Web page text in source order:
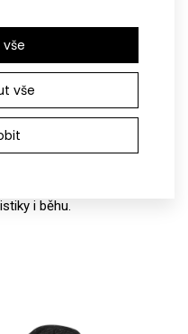
vše
prvkem.
cm širokou
drží kombinézu
zatížení. V
tvarovaná
pro rychlé
i běhu.